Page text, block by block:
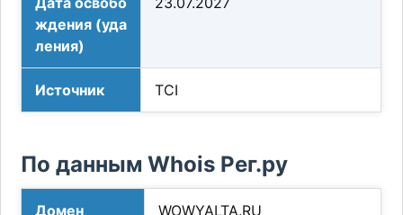
ждения (уда
ления)
Источник TCI
По данным Whois Рег.ру
Домен WOWYALTA.RU